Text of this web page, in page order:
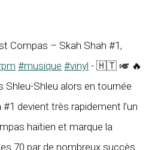
Compas – Skah Shah #1,
#musique #vinyl - 🇭🇹 🎺 🔥
Shleu-Shleu alors en tournée
devient très rapidement l’un
haïtien et marque la
70 par de nombreux succès.